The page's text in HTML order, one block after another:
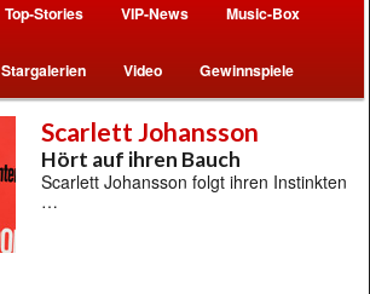
Top-Stories VIP-News Music-Box
Stargalerien Video Gewinnspiele
Scarlett Johansson
Hört auf ihren Bauch
Scarlett Johansson folgt ihren Instinkten
…